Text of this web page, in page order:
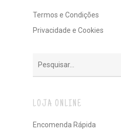
Termos e Condições
Privacidade e Cookies
LOJA ONLINE
Encomenda Rápida